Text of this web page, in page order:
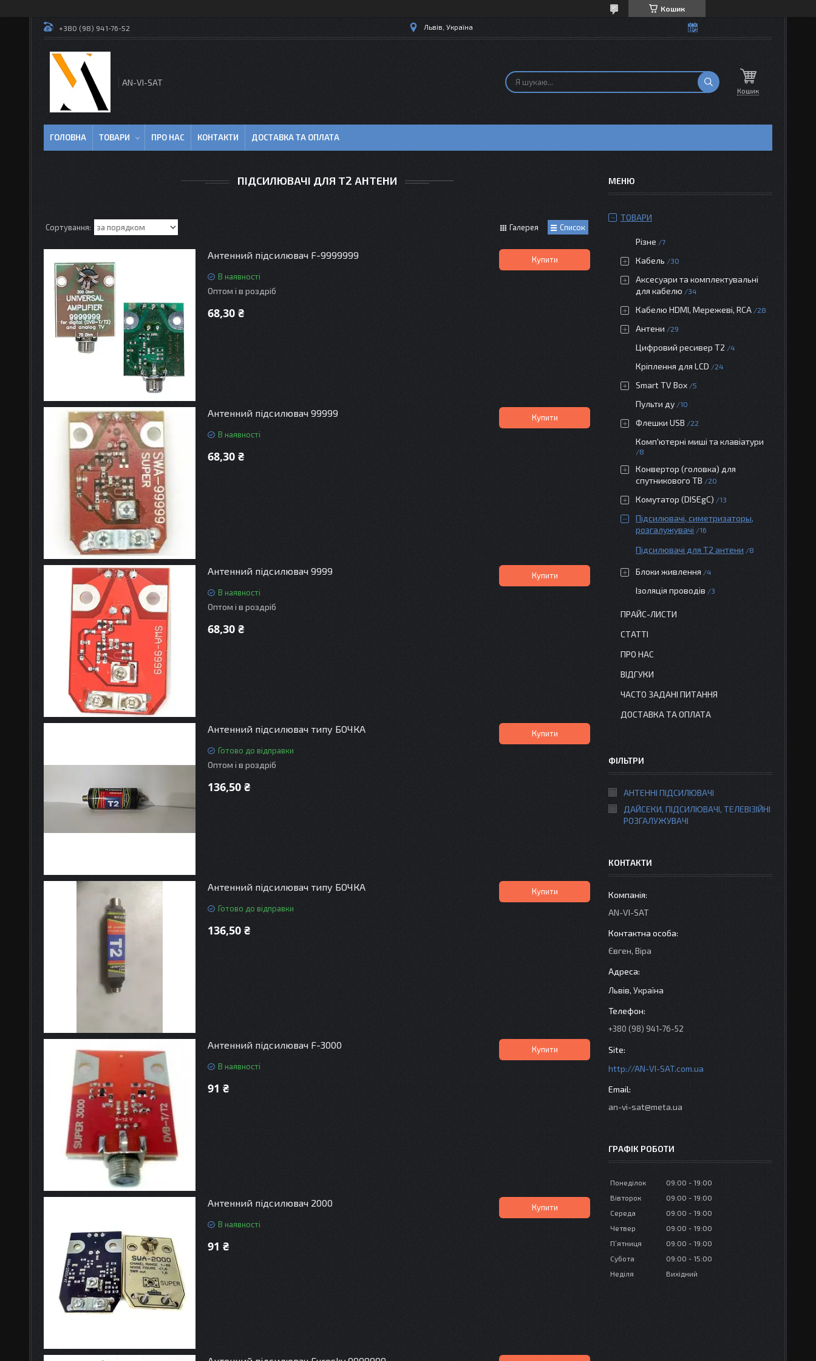
Кошик
+380 (98) 941-76-52 Львів, Україна
AN-VI-SAT
Кошик
ГОЛОВНА ТОВАРИ ПРО НАС КОНТАКТИ ДОСТАВКА ТА ОПЛАТА
ПІДСИЛЮВАЧІ ДЛЯ Т2 АНТЕНИ
Галерея Список
Антенний підсилювач F-9999999
В наявності
Оптом і в роздріб
68,30 ₴
Купити
Антенний підсилювач 99999
В наявності
68,30 ₴
Купити
Антенний підсилювач 9999
В наявності
Оптом і в роздріб
68,30 ₴
Купити
Антенний підсилювач типу БОЧКА
Готово до відправки
Оптом і в роздріб
136,50 ₴
Купити
Антенний підсилювач типу БОЧКА
Готово до відправки
136,50 ₴
Купити
Антенний підсилювач F-3000
В наявності
91 ₴
Купити
Антенний підсилювач 2000
В наявності
91 ₴
Купити
ТОВАРИ
Різне 7
Кабель 30
Аксесуари та комплектувальні
для кабелю
34
Кабелю HDMI, Мережеві, RCA 28
Антени 29
Цифровий ресивер Т2 4
Кріплення для LCD 24
Smart TV Box 5
Пульти ду 10
Флешки USB 22
Комп'ютерні миші та клавіатури
8
Конвертор (головка) для
спутникового ТВ
20
Комутатор (DISEgC) 13
Підсилювачі, симетризаторы,
розгалужувачі
16
Підсилювачі для Т2 антени 8
Блоки живлення 4
Ізоляція проводів 3
ПРАЙС-ЛИСТИ
СТАТТІ
ПРО НАС
ВІДГУКИ
ЧАСТО ЗАДАНІ ПИТАННЯ
ДОСТАВКА ТА ОПЛАТА
ФІЛЬТРИ
АНТЕННІ ПІДСИЛЮВАЧІ
ДАЙСЕКИ, ПІДСИЛЮВАЧІ, ТЕЛЕВІЗІЙНІ
РОЗГАЛУЖУВАЧІ
КОНТАКТИ
AN-VI-SAT
Євген, Віра
Львів, Україна
+380 (98) 941-76-52
http://AN-VI-SAT.com.ua
an-vi-sat@meta.ua
ГРАФІК РОБОТИ
Понеділок 09:00
19:00
Вівторок
09:00
19:00
Середа
09:00
19:00
Четвер
09:00
19:00
Пʼятниця
09:00
19:00
Субота
09:00
15:00
Неділя
Вихідний